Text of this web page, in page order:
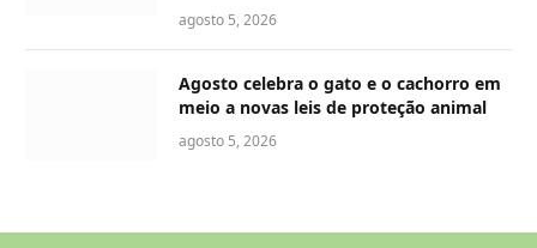
agosto 5, 2026
Agosto celebra o gato e o cachorro em
meio a novas leis de proteção animal
agosto 5, 2026